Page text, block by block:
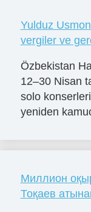
Yulduz
vergiler ve
Özbekistan
12–30 Nisan
solo
yeniden
Миллион
Тоқаев